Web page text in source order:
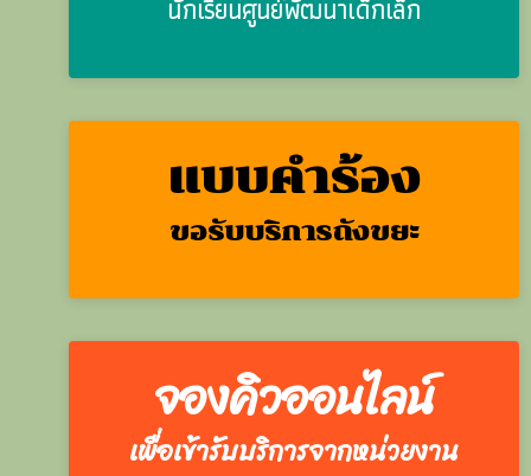
นักเรียนศูนย์พัฒนาเด็กเล็ก
แบบคำร้อง
ขอรับบริการถังขยะ
จองคิวออนไลน์
เพื่อเข้ารับบริการจากหน่วยงาน